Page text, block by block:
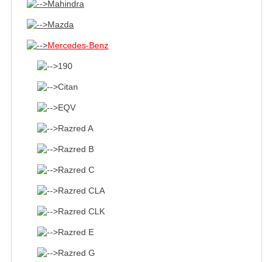
Mahindra
Mazda
Mercedes-Benz
190
Citan
EQV
Razred A
Razred B
Razred C
Razred CLA
Razred CLK
Razred E
Razred G